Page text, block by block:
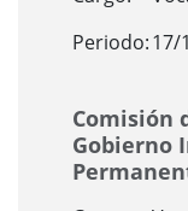
Periodo:17/
Comisión
Gobierno